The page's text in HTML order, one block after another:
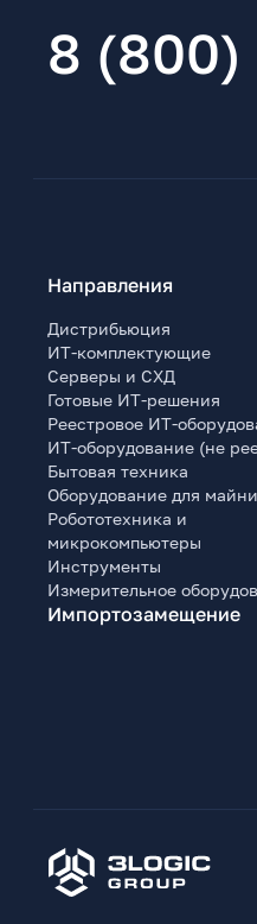
8 (800)
Направления
Дистрибьюция
ИТ-комплектующие
Серверы и СХД
Готовые ИТ-решения
Реестровое ИТ-
ИТ-оборудование (не
Бытовая техника
Оборудование для
Робототехника и
микрокомпьютеры
Инструменты
Измерительное
Импортозамещение